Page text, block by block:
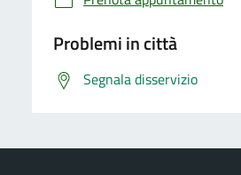
Problemi in città
Segnala disservizio